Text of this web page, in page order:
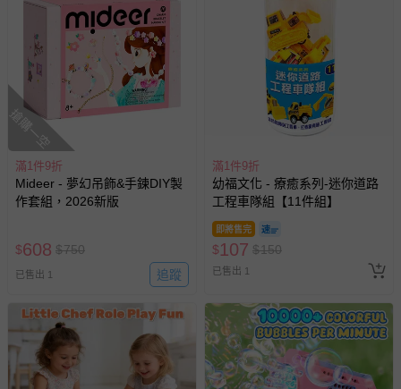
搶購一空
滿1件9折
Mideer - 夢幻吊飾&手鍊DIY製
作套組，2026新版
$608 $750
已售出 1 追蹤
滿1件9折
幼福文化 - 療癒系列-迷你道路
工程車隊組【11件組】
即將售完
$107 $150
已售出 1